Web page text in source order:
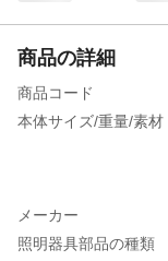
商品の詳細
商品コード
本体サイズ/重量/素材
メーカー
照明器具部品の種類